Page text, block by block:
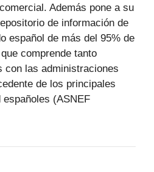
Además pone a su
de información de
español de más del 95% de
comprende tanto
con las administraciones
de los principales
(ASNEF